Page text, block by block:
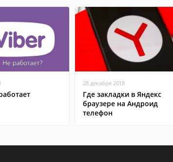
28 декабря 2018
Где закладки в Яндекс
браузере на Андроид
телефон